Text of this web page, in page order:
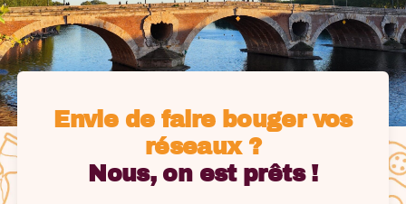
Envie de faire bouger vos
réseaux ?
Nous, on est prêts !